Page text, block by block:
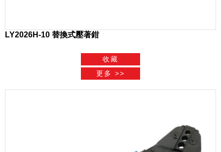
LY2026H-10 替換式壓著鉗